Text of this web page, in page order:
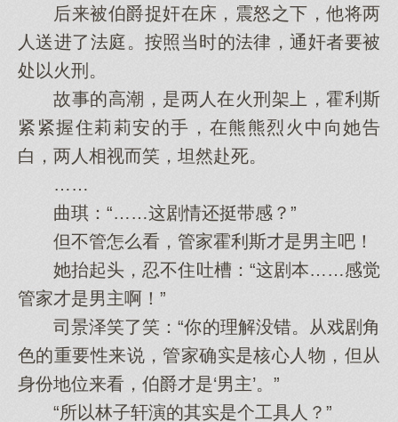
后来被伯爵捉奸在床，震怒之下，他将两
人送进了法庭。按照当时的法律，通奸者要被
处以火刑。
故事的高潮，是两人在火刑架上，霍利斯
紧紧握住莉莉安的手，在熊熊烈火中向她告
白，两人相视而笑，坦然赴死。
……
曲琪：“……这剧情还挺带感？”
但不管怎么看，管家霍利斯才是男主吧！
她抬起头，忍不住吐槽：“这剧本……感觉
管家才是男主啊！”
司景泽笑了笑：“你的理解没错。从戏剧角
色的重要性来说，管家确实是核心人物，但从
身份地位来看，伯爵才是‘男主’。”
“所以林子轩演的其实是个工具人？”